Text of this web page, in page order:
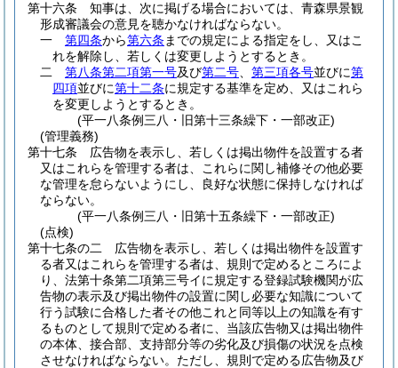
第十六条
知事は、次に掲げる場合においては、青森県景観
形成審議会の意見を聴かなければならない。
一
第四条から第六条 までの規定による指定をし、又はこ
れを解除し、若しくは変更しようとするとき。
二
第八条第二項第一号及び第二号 第三項各号並びに第
四項並びに第十二条に規定する基準を定め、又はこれら
を変更しようとするとき。
(平一八条例三八・旧第十三条繰下・一部改正)
(管理義務)
第十七条
広告物を表示し、若しくは掲出物件を設置する者
又はこれらを管理する者は、これらに関し補修その他必要
な管理を怠らないようにし、良好な状態に保持しなければ
ならない。
(平一八条例三八・旧第十五条繰下・一部改正)
(点検)
第十七条の二
広告物を表示し、若しくは掲出物件を設置す
る者又はこれらを管理する者は、規則で定めるところによ
り、法第十条第二項第三号イに規定する登録試験機関が広
告物の表示及び掲出物件の設置に関し必要な知識について
行う試験に合格した者その他これと同等以上の知識を有す
るものとして規則で定める者に、当該広告物又は掲出物件
の本体、接合部、支持部分等の劣化及び損傷の状況を点検
させなければならない。 ただし、規則で定める広告物及び